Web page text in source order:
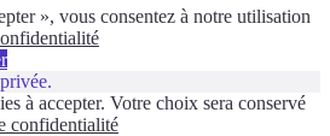
», vous consentez à notre utilisation
à accepter. Votre choix sera conservé
confidentialité